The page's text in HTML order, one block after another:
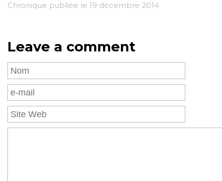
Chronique publiée le 19 décembre 2014
Leave a comment